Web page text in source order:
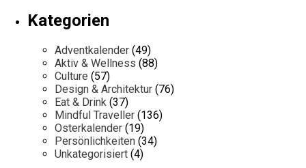
Kategorien
Adventkalender (49)
Aktiv & Wellness (88)
Culture (57)
Design & Architektur (76)
Eat & Drink (37)
Mindful Traveller (136)
Osterkalender (19)
Persönlichkeiten (34)
Unkategorisiert (4)